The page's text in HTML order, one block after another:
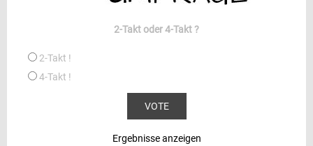
2-Takt oder 4-Takt ?
2-Takt !
4-Takt !
Ergebnisse anzeigen